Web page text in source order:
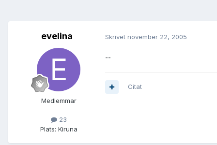
evelina
Medlemmar
23
Plats: Kiruna
Skrivet november 22, 2005
--
Citat